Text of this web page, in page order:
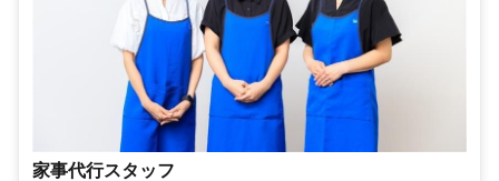
家事代行スタッフ